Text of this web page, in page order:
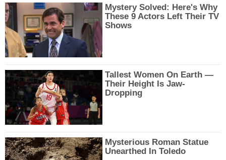
Mystery Solved: Here's Why
These 9 Actors Left Their TV
Shows
Tallest Women On Earth —
Their Height Is Jaw-
Dropping
Mysterious Roman Statue
Unearthed In Toledo